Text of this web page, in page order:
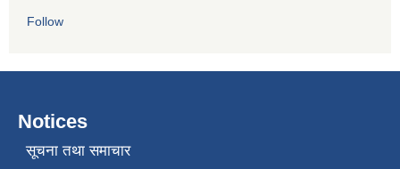
Follow
Notices
सूचना तथा समाचार